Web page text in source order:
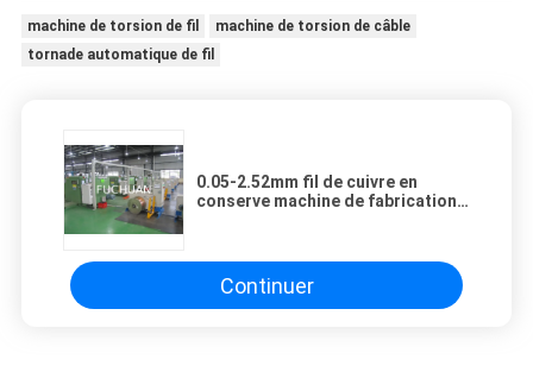
machine de torsion de fil
machine de torsion de câble
tornade automatique de fil
0.05-2.52mm fil de cuivre en
conserve machine de fabrication à
Continuer